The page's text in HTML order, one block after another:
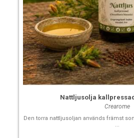
Krämer och lotioner: 3-10 %
Recept Broccolihårolja:
25 ml broccoliolja Crearome
20 ml jojobaolja Crearome
20 ml camelinaolja Crearome
20 ml avocadoolja Crearome
10 ml ricinolja Crearome
Nattljusolja kallpressad
Crearome
Den torra nattljusoljan används främst
...